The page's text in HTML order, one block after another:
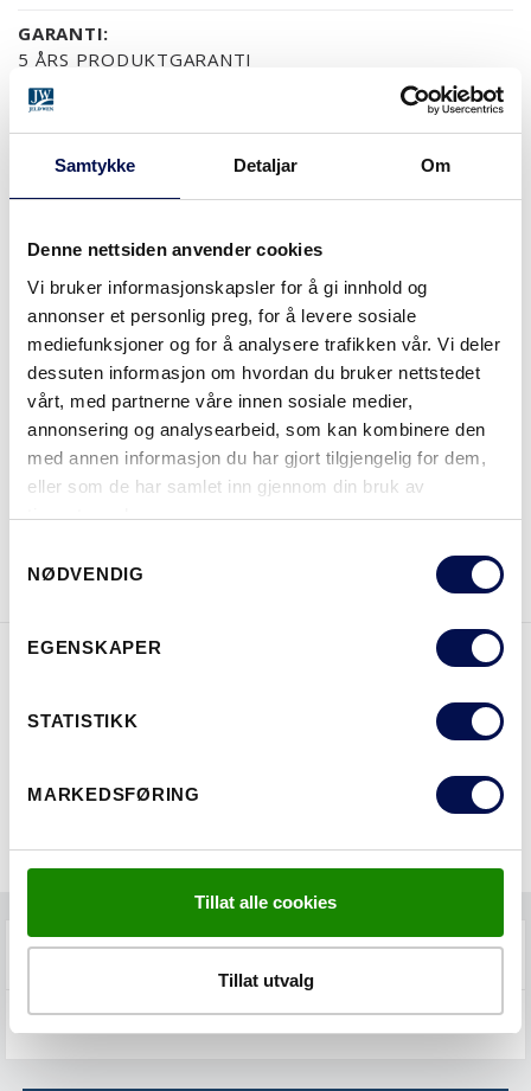
Samtykke Detaljar Om
Denne nettsiden anvender cookies
Vi bruker informasjonskapsler for å gi innhold og
annonser et personlig preg, for å levere sosiale
mediefunksjoner og for å analysere trafikken vår. Vi deler
dessuten informasjon om hvordan du bruker nettstedet
vårt, med partnerne våre innen sosiale medier,
annonsering og analysearbeid, som kan kombinere den
med annen informasjon du har gjort tilgjengelig for dem,
eller som de har samlet inn gjennom din bruk av
tjenestene deres.
Selection
NØDVENDIG
EGENSKAPER
STATISTIKK
MARKEDSFØRING
Tillat alle cookies
Tillat utvalg
GARANTI:
5 ÅRS PRODUKTGARANTI
OVERFLATER (5)
NCS S0502-YNCS S0500-NRAL 9010NESTEN ALLE NCS S OG
HVOR KAN MAN KJØPE
FAQS
VEDLIKEHOLD